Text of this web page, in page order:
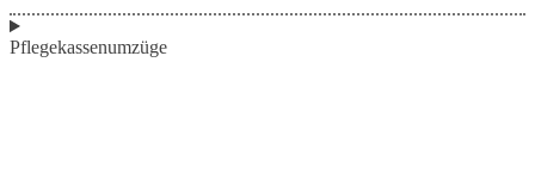
Pflegekassenumzüge